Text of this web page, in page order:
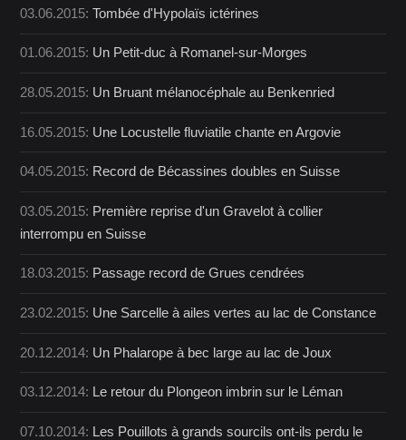
03.06.2015:Tombée d'Hypolaïs ictérines
01.06.2015: Un Petit-duc à Romanel-sur-Morges
28.05.2015: Un Bruant mélanocéphale au Benkenried
16.05.2015: Une Locustelle fluviatile chante en Argovie
04.05.2015: Record de Bécassines doubles en Suisse
03.05.2015: Première reprise d'un Gravelot à collier
interrompu en Suisse
18.03.2015: Passage record de Grues cendrées
23.02.2015: Une Sarcelle à ailes vertes au lac de Constance
20.12.2014: Un Phalarope à bec large au lac de Joux
03.12.2014: Le retour du Plongeon imbrin sur le Léman
07.10.2014: Les Pouillots à grands sourcils ont-ils perdu le